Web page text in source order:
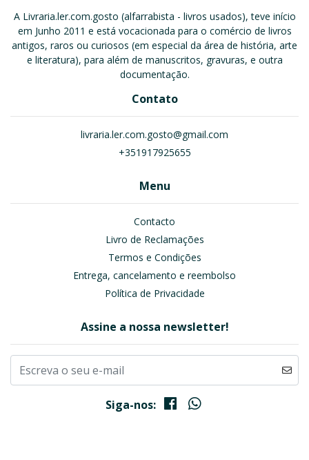
A Livraria.ler.com.gosto (alfarrabista - livros usados), teve início
em Junho 2011 e está vocacionada para o comércio de livros
antigos, raros ou curiosos (em especial da área de história, arte
e literatura), para além de manuscritos, gravuras, e outra
documentação.
Contato
livraria.ler.com.gosto@gmail.com
+351917925655
Menu
Contacto
Livro de Reclamações
Termos e Condições
Entrega, cancelamento e reembolso
Política de Privacidade
Assine a nossa newsletter!
Siga-nos: